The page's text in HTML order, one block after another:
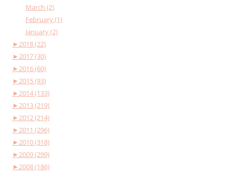
March (2)
February (1)
January (2)
►2018 (22)
►2017 (30)
►2016 (60)
►2015 (93)
►2014 (133)
►2013 (219)
►2012 (214)
►2011 (296)
►2010 (318)
►2009 (299)
►2008 (186)